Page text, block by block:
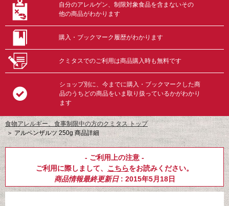
自分のアレルゲン、制限対象食品を含まないその
他の商品がわかります
購入・ブックマーク履歴がわかります
クミタスでのご利用は商品購入時も無料です
ショップ別に、今までに購入・ブックマークした商
品のうちどの商品をいま取り扱っているかがわかり
ます
食物アレルギー、食事制限中の方のクミタス トップ
＞アルペンザルツ 250g 商品詳細
- ご利用上の注意 -
ご利用に際しまして、 こちらをお読みください。
商品情報最終更新日: 2015年5月18日